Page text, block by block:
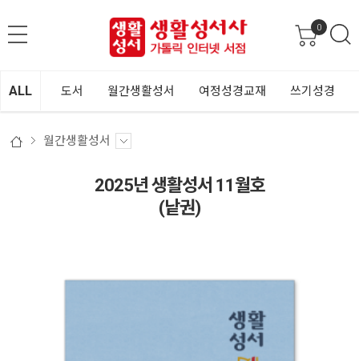
0
ALL 도서 월간생활성서 여정성경교재 쓰기성경
월간생활성서
2025년 생활성서 11월호
(낱권)